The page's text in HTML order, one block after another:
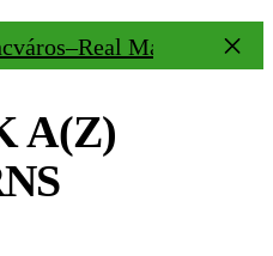
Madrid 1–2
A(Z)